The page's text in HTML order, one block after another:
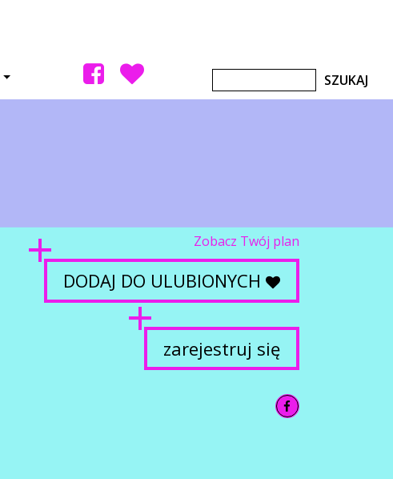
Zobacz Twój plan
DODAJ DO ULUBIONYCH
zarejestruj się